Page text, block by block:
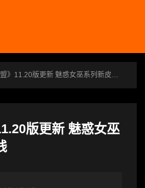
》11.20版更新 魅惑女巫系列新皮肤上线
版更新 魅惑女巫